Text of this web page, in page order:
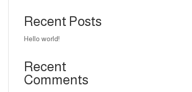
Recent Posts
Hello world!
Recent
Comments